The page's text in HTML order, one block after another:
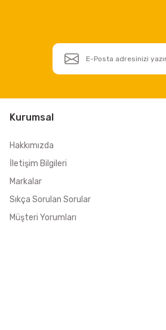
Kurumsal
Hakkımızda
İletişim Bilgileri
Markalar
Sıkça Sorulan Sorular
Müşteri Yorumları